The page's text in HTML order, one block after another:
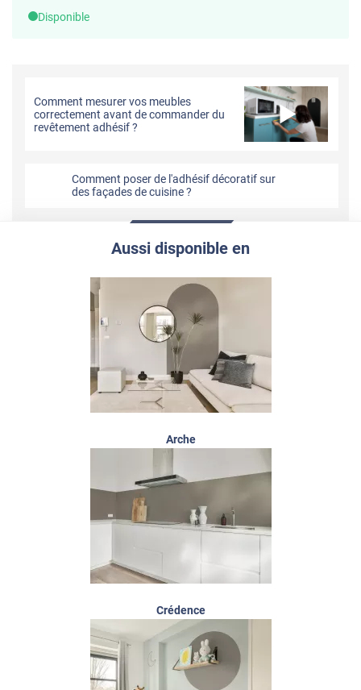
Disponible
Comment mesurer vos meubles
correctement avant de commander du
revêtement adhésif ?
Comment poser de l'adhésif décoratif sur
des façades de cuisine ?
Aussi disponible en
Arche
Crédence